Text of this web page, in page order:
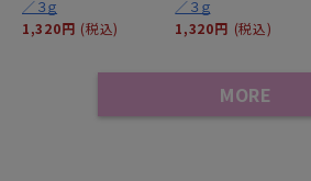
／３ｇ
1,320円 (税込)
／３ｇ
1,320円 (税込)
MORE